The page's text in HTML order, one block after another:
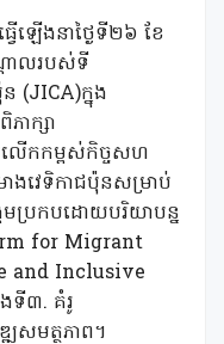
វើឡើងនាថ្ងៃទី២៦ ខែ
ដាលរបស់ទី
ន (JICA)ក្នុង
ាក្សា
ើកកម្ពស់កិច្ចសហ
ងវេទិកាជប៉ុនសម្រាប់
មប្រកបដោយបរិយាបន្ន
for Migrant
and Inclusive
ទី៣. គំរូ
សមត្ថភាព។